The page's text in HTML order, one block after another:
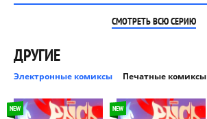
СМОТРЕТЬ ВСЮ СЕРИЮ
ДРУГИЕ
Электронные комиксы Печатные комиксы
NEW NEW